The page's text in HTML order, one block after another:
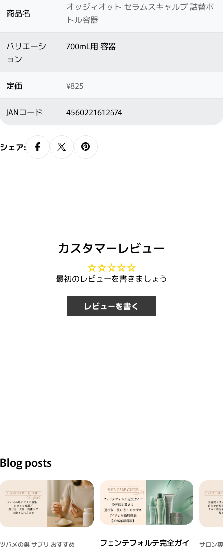
商品名
オッジィオット セラムスキャルプ 詰替ボ
トル容器
バリエーシ
ョン
700mL用 容器
定価 ¥825
JANコード 4560221612674
シェア:
カスタマーレビュー
最初のレビューを書きましょう
レビューを書く
Blog posts
ツバメの巣 サプリ おすすめ
フェンテフォルテ完全ガイ
サロン